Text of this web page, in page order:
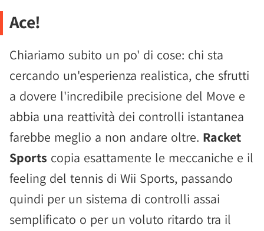
Ace!
Chiariamo subito un po' di cose: chi sta
cercando un'esperienza realistica, che sfrutti
a dovere l'incredibile precisione del Move e
abbia una reattività dei controlli istantanea
farebbe meglio a non andare oltre. Racket
Sports copia esattamente le meccaniche e il
feeling del tennis di Wii Sports, passando
quindi per un sistema di controlli assai
semplificato o per un voluto ritardo tra il